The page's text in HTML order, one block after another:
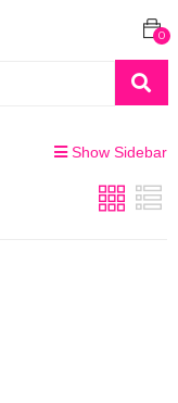
0
Show Sidebar